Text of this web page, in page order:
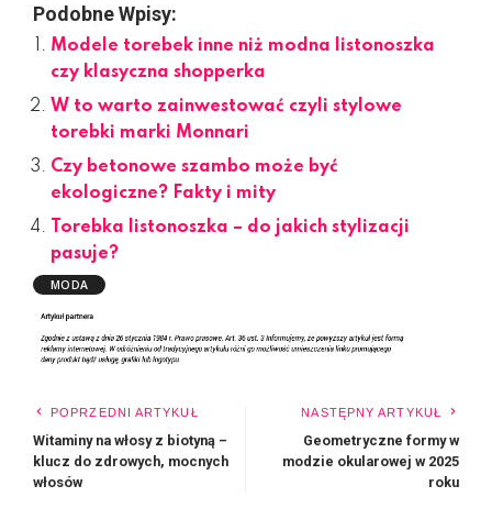
Podobne Wpisy:
Modele torebek inne niż modna listonoszka
czy klasyczna shopperka
W to warto zainwestować czyli stylowe
torebki marki Monnari
Czy betonowe szambo może być
ekologiczne? Fakty i mity
Torebka listonoszka – do jakich stylizacji
pasuje?
MODA
POPRZEDNI ARTYKUŁ
Witaminy na włosy z biotyną –
klucz do zdrowych, mocnych
włosów
NASTĘPNY ARTYKUŁ
Geometryczne formy w
modzie okularowej w 2025
roku